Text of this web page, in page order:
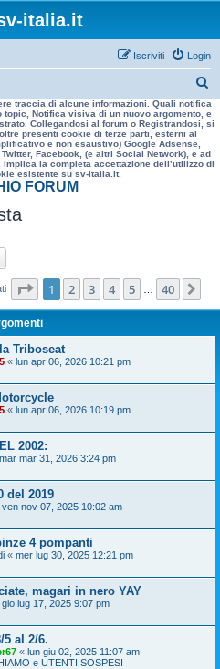
italia.it
Login
Iscriviti
e
r
a
traccia di alcune informazioni. Quali notifica
Notifica visiva di un nuovo argomento, e
Collegandosi al forum o Registrandosi, si
presenti cookie di terze parti, esterni al
e non esaustivo) Google Adsense,
Facebook, (e altri Social Network), e ad
la completa accettazione dell’utilizzo di
esistente su sv-italia.it.
FORUM
Pagina di 40
1 2 3 4 5 40
Triboseat
« lun apr 06, 2026 10:21 pm
« lun apr 06, 2026 10:19 pm
2002:
mar mar 31, 2026 3:24 pm
del 2019
ven nov 07, 2025 10:02 am
4 pompanti
« mer lug 30, 2025 12:21 pm
magari in nero YAY
gio lug 17, 2025 9:07 pm
al 2/6.
« lun giu 02, 2025 11:07 am
e UTENTI SOSPESI